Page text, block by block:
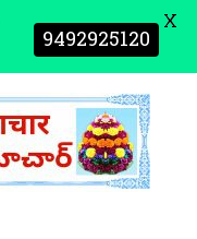
9492925120 X